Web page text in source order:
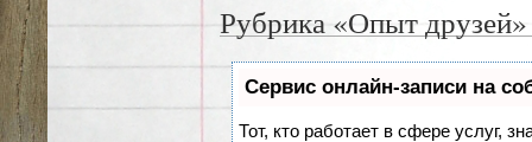
Рубрика «Опыт друзей»
Сервис онлайн-записи на
Тот, кто работает в сфере услуг,